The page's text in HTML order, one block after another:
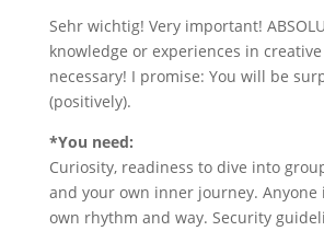
Sehr wichtig! Very important!
knowledge or experiences in
necessary! I promise: You will be
(positively).
*You need:
Curiosity, readiness to dive into
and your own inner journey.
own rhythm and way. Security